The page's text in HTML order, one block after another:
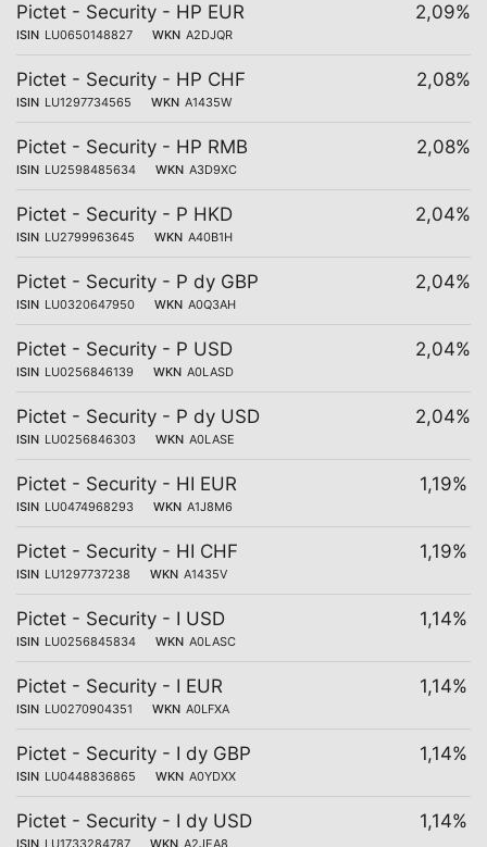
Pictet - Security - HP EUR
ISIN LU0650148827 WKN A2DJQR
2,09%
Pictet - Security - HP CHF
ISIN LU1297734565 WKN A1435W
2,08%
Pictet - Security - HP RMB
ISIN LU2598485634 WKN A3D9XC
2,08%
Pictet - Security - P HKD
ISIN LU2799963645 WKN A40B1H
2,04%
Pictet - Security - P dy GBP
ISIN LU0320647950 WKN A0Q3AH
2,04%
Pictet - Security - P USD
ISIN LU0256846139 WKN A0LASD
2,04%
Pictet - Security - P dy USD
ISIN LU0256846303 WKN A0LASE
2,04%
Pictet - Security - HI EUR
ISIN LU0474968293 WKN A1J8M6
1,19%
Pictet - Security - HI CHF
ISIN LU1297737238 WKN A1435V
1,19%
Pictet - Security - I USD
ISIN LU0256845834 WKN A0LASC
1,14%
Pictet - Security - I EUR
ISIN LU0270904351 WKN A0LFXA
1,14%
Pictet - Security - I dy GBP
ISIN LU0448836865 WKN A0YDXX
1,14%
Pictet - Security - I dy USD
ISIN LU1733284787 WKN A2JEA8
1,14%